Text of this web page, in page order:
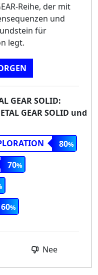
Reihe, der mit
und
für
legt.
GEAR SOLID:
GEAR SOLID und
80
70
60
Nee